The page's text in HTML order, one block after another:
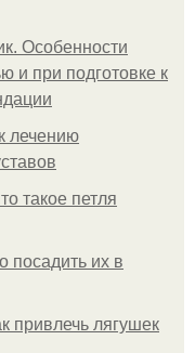
Особенности
и при подготовке к
лечению
такое петля
посадить их в
привлечь лягушек